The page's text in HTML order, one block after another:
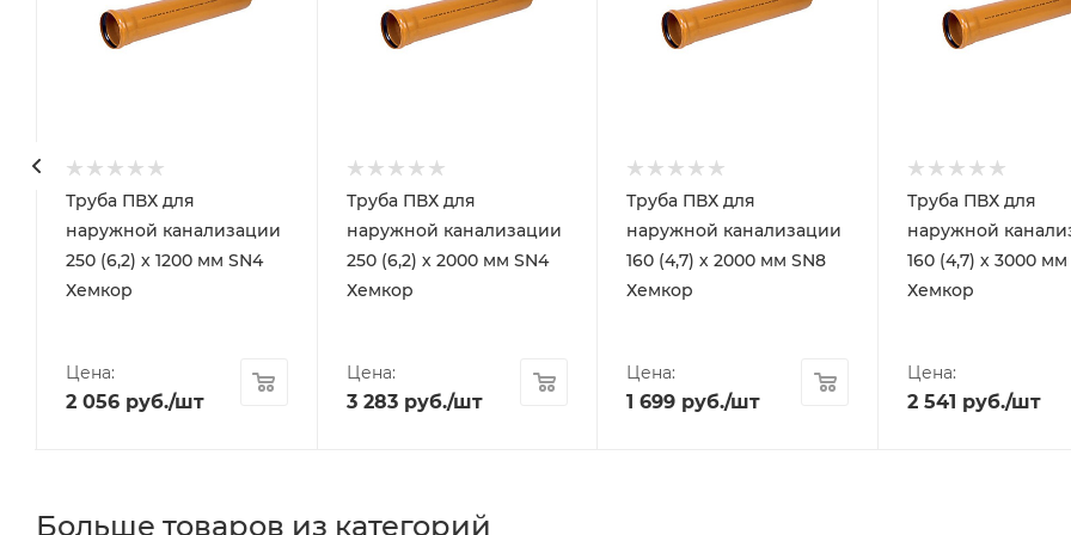
Труба ПВХ для
наружной канализации
250 (6,2) х 1200 мм SN4
Хемкор
Цена:
2 056руб./шт
Труба ПВХ для
наружной канализации
250 (6,2) х 2000 мм SN4
Хемкор
Цена:
3 283руб./шт
Труба ПВХ для
наружной канализации
160 (4,7) х 2000 мм SN8
Хемкор
Цена:
1 699 руб./шт
Труба ПВХ для
наружной
160 (4,7) х 3000 мм
Хемкор
Цена:
2 541 руб./шт
Больше товаров из категорий